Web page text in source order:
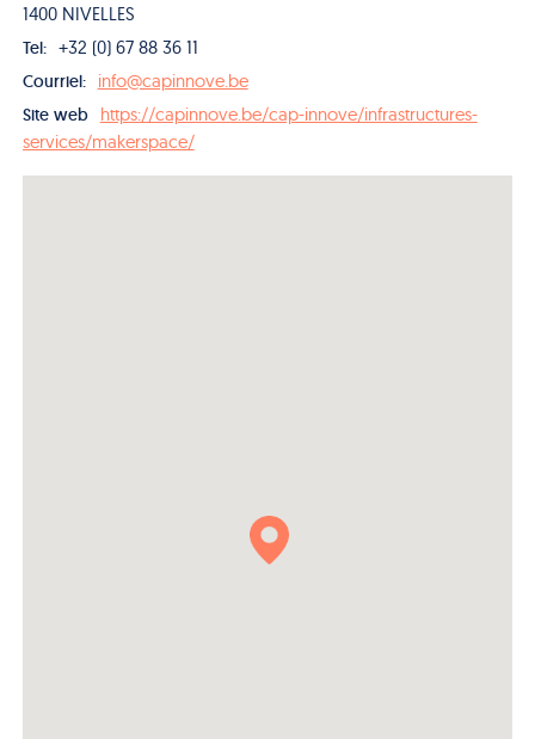
1400 NIVELLES
Tel: +32 (0) 67 88 36 11
Courriel: info@capinnove.be
Site web
https://capinnove.be/cap-innove/infrastructures-
services/makerspace/